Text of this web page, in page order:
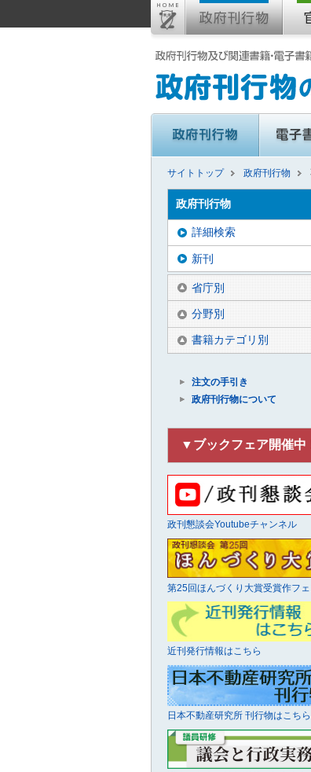
サイトトップ 政府刊行物
政府刊行物
詳細検索
新刊
省庁別
分野別
書籍カテゴリ別
注文の手引き
政府刊行物について
▼ブックフェア開催中
政刊懇談会Youtubeチャンネル
第25回ほんづくり大賞受賞作フ
近刊発行情報はこちら
日本不動産研究所 刊行物はこちら